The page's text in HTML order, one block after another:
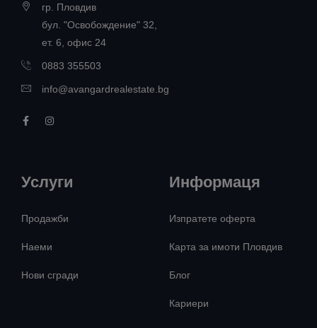
гр. Пловдив
бул. "Освобождение" 32,
ет. 6, офис 24
0883 355503
info@avangardrealestate.bg
Услуги
Продажби
Наеми
Нови сгради
Информаця
Изпратете оферта
Карта за имоти Пловдив
Блог
Кариери